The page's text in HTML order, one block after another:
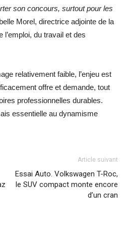
son concours, surtout pour les
Morel, directrice adjointe de la
l’emploi, du travail et des
relativement faible, l’enjeu est
offre et demande, tout
professionnelles durables.
essentielle au dynamisme
Article suivant
Essai Auto. Volkswagen T-Roc,
le SUV compact monte encore
d’un cran